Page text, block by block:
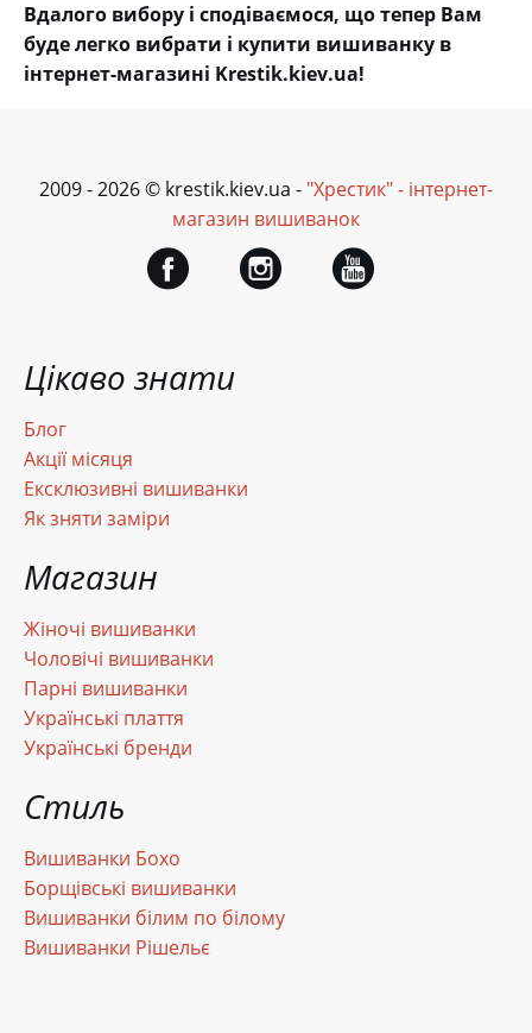
Вдалого вибору і сподіваємося, що тепер Вам
буде легко вибрати і купити вишиванку в
інтернет-магазині Krestik.kiev.ua!
Цікаво знати
Блог
Акції місяця
Ексклюзивні вишиванки
Як зняти заміри
Магазин
Жіночі вишиванки
Чоловічі вишиванки
Парні вишиванки
Українські плаття
Українські бренди
Стиль
Вишиванки Бохо
Борщівські вишиванки
Вишиванки білим по білому
Вишиванки Рішельє
2009 - 2026 © krestik.kiev.ua - "Хрестик" - інтернет-
магазин вишиванок